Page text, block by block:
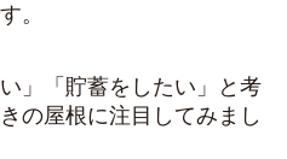
。
」「貯蓄をしたい」と考
の屋根に注目してみまし